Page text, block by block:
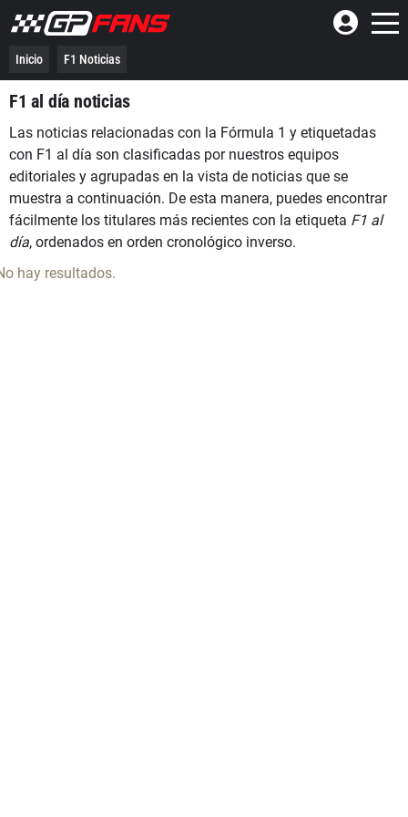
Inicio F1 Noticias
F1 al día noticias
Las noticias relacionadas con la Fórmula 1 y etiquetadas
con F1 al día son clasificadas por nuestros equipos
editoriales y agrupadas en la vista de noticias que se
muestra a continuación. De esta manera, puedes encontrar
fácilmente los titulares más recientes con la etiqueta F1 al
día, ordenados en orden cronológico inverso.
hay resultados.